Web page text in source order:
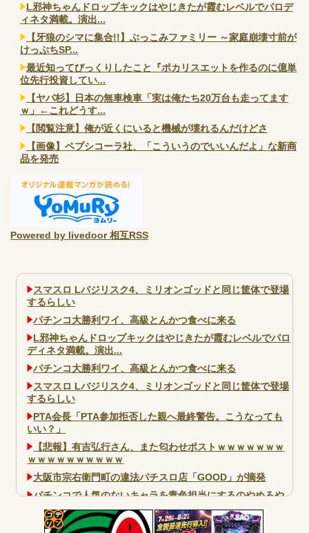
L邪神ちゃんドロップキックはやじきたが霞むレベルでパロデ
ィネタ満載。演出...
【牙狼のシマに集合!!】ぶっこみファミリー ～家庭崩壊寸前が
けっぷちSP...
最近知ってびっくりしたこと『ポカリスエットを作るのに億単
位先行投資してい...
【ヤバ杉】日本の無車検車「実は俺たち20万台も走ってます
ｗ」←これどうす...
【閲覧注意】俺が近くにいると機械が壊れるんだけどさ
【画像】ペプシコーラ社、「こういうのでいいんだよ」な新商
品を発売
Powered by livedoor 相互RSS
スマスロ Lバジリスク4、ミリオンゴッドと同じ筐体で登場
するらしい
パチンコ大勝利ワイ、高級とんかつ食べに来る
L邪神ちゃんドロップキックはやじきたが霞むレベルでパロ
ディネタ満載。演出...
パチンコ大勝利ワイ、高級とんかつ食べに来る
スマスロ Lバジリスク4、ミリオンゴッドと同じ筐体で登場
するらしい
PTA会長「PTA参加拒否した親へ最終警告。こうなっても
いい？」
【悲報】有吉弘行さん、また匂わせポストｗｗｗｗｗｗｗ
ｗｗｗｗｗｗｗｗｗｗ
大阪市宗右衛門町の違法パチスロ店「GOOD」が摘発
パチンコで人気のないキャラを青色担当にするのやめろや
ワイ、パチンコ屋店員の目の前で会員カードを握り潰し
「今までありがとう」と...